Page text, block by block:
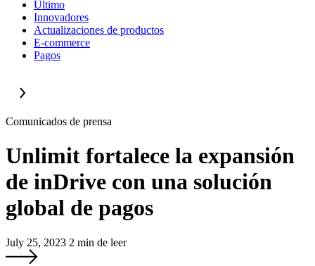
Último
Innovadores
Actualizaciones de productos
E-commerce
Pagos
Comunicados de prensa
Unlimit fortalece la expansión
de inDrive con una solución
global de pagos
July 25, 2023 2 min de leer